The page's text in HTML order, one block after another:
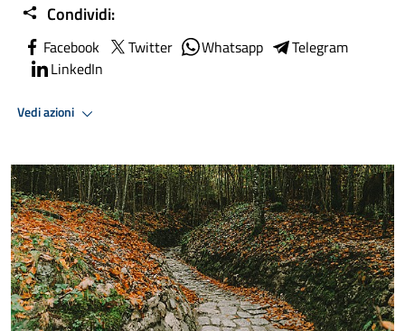
Condividi:
Facebook Twitter Whatsapp
Telegram
LinkedIn
Vedi azioni